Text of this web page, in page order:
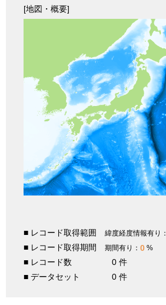
[地図・概要]
■ レコード取得範囲 緯度経度情報有り：
■ レコード取得期間 期間有り： 0 %
■ レコード数
0 件
■ データセット
0 件